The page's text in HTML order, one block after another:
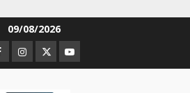
09/08/2026
Instagram
TwitterYoutube